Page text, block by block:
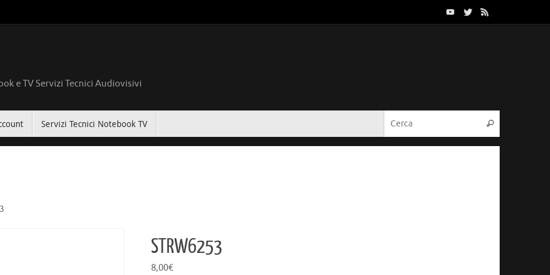
e TV Servizi Tecnici Audiovisivi
Servizi Tecnici Notebook TV Cerca
STRW6253
8,00€